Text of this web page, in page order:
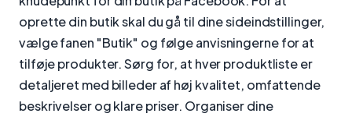
oprette din butik skal du gå til dine sideindstillinger,
vælge fanen "Butik" og følge anvisningerne for at
tilføje produkter. Sørg for, at hver produktliste er
detaljeret med billeder af høj kvalitet, omfattende
beskrivelser og klare priser. Organiser dine